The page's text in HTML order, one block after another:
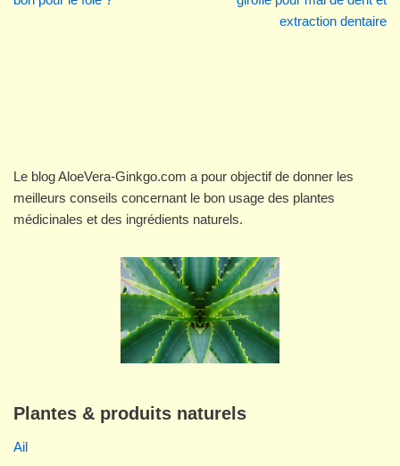
extraction dentaire
Le blog AloeVera-Ginkgo.com a pour objectif de donner les
meilleurs conseils concernant le bon usage des plantes
médicinales et des ingrédients naturels.
Plantes & produits naturels
Ail